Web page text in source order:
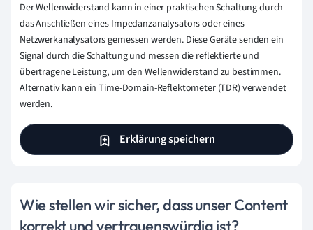
Der Wellenwiderstand kann in einer praktischen Schaltung durch
das Anschließen eines Impedanzanalysators oder eines
Netzwerkanalysators gemessen werden. Diese Geräte senden ein
Signal durch die Schaltung und messen die reflektierte und
übertragene Leistung, um den Wellenwiderstand zu bestimmen.
Alternativ kann ein Time-Domain-Reflektometer (TDR) verwendet
werden.
Erklärung speichern
Wie stellen wir sicher, dass unser Content
korrekt und vertrauenswürdig ist?